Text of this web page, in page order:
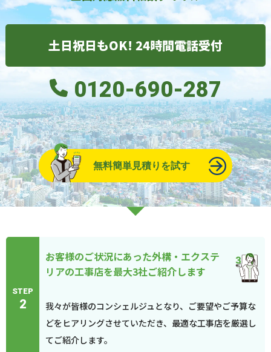
土日祝日もOK! 24時間電話受付
0120-690-287
無料簡単見積りを試す
STEP
2
お客様のご状況にあった外構・エクステ
リアの工事店を最大3社ご紹介します
我々が皆様のコンシェルジュとなり、ご要望やご予算な
どをヒアリングさせていただき、最適な工事店を厳選し
てご紹介します。